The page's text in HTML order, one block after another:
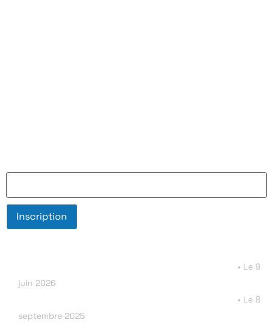
9
juin 2026
8
septembre 2025